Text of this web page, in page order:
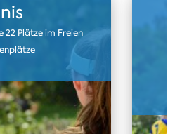
22 Plätze im Freien